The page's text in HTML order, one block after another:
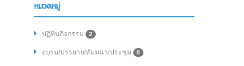
หมวดหมู่
ปฏิทินกิจกรรม 2
อบรม/บรรยาย/สัมมนา/ประชุม 0